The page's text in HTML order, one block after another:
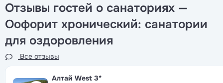
Отзывы гостей о санаториях —
Оофорит хронический: санатории
для оздоровления
Все отзывы
Алтай West 3*